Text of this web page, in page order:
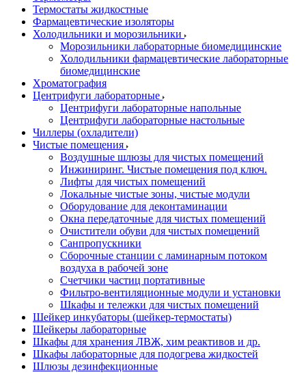
Термостаты жидкостные
Фармацевтические изоляторы
Холодильники и морозильники
Морозильники лабораторные биомедицинские
Холодильники фармацевтические лабораторные
биомедицинские
Хроматография
Центрифуги лабораторные
Центрифуги лабораторные напольные
Центрифуги лабораторные настольные
Чиллеры (охладители)
Чистые помещения
Воздушные шлюзы для чистых помещений
Инжиниринг. Чистые помещения под ключ.
Лифты для чистых помещений
Локальные чистые зоны, чистые модули
Оборудование для деконтаминации
Окна передаточные для чистых помещений
Очистители обуви для чистых помещений
Санпропускники
Сборочные станции с ламинарным потоком
воздуха в рабочей зоне
Счетчики частиц портативные
Фильтро-вентиляционные модули и установки
Шкафы и тележки для чистых помещений
Шейкер инкубаторы (шейкер-термостаты)
Шейкеры лабораторные
Шкафы для хранения ЛВЖ, хим реактивов и др.
Шкафы лабораторные для подогрева жидкостей
Шлюзы дезинфекционные